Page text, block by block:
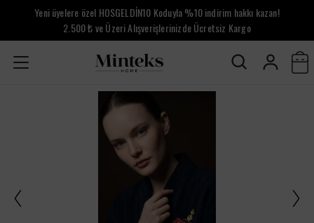
Yeni üyelere özel HOSGELDİN10 Koduyla %10 indirim hakkı kazan!
2.500 ₺ ve Üzeri Alışverişlerinizde Ücretsiz Kargo